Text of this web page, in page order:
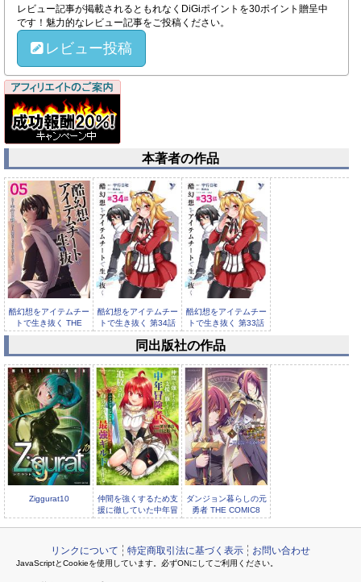
レビュー記事が掲載されるともれなくDiGiポイントを30ポイント贈呈中
です！魅力的なレビュー記事をご投稿ください。
レビュー投稿
本著者の作品
酷幻想をアイテムチー
トで生き抜く THE
COM...
酷幻想をアイテムチー
トで生き抜く 第34話
【単話...
酷幻想をアイテムチー
トで生き抜く 第33話
【単話...
酷幻想をアイテムチー
トで生き抜く 第32話
同出版社の作品
Ziggurat10
仲間を強くするため支
援に徹していた中年冒
険者、追放され自分だ
ダンジョン暮らしの元
勇者 THE COMIC8
リンクについて 特定商取引法に基づく表示 お問い合わせ
JavaScriptとCookieを使用しています。必ずONにしてご利用ください。